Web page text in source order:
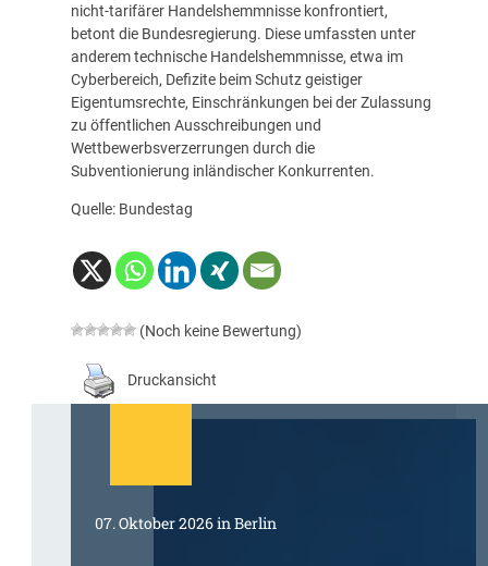
nicht-tarifärer Handelshemmnisse konfrontiert,
betont die Bundesregierung. Diese umfassten unter
anderem technische Handelshemmnisse, etwa im
Cyberbereich, Defizite beim Schutz geistiger
Eigentumsrechte, Einschränkungen bei der Zulassung
zu öffentlichen Ausschreibungen und
Wettbewerbsverzerrungen durch die
Subventionierung inländischer Konkurrenten.
Quelle: Bundestag
(Noch keine Bewertung)
Druckansicht
07. Oktober 2026 in Berlin